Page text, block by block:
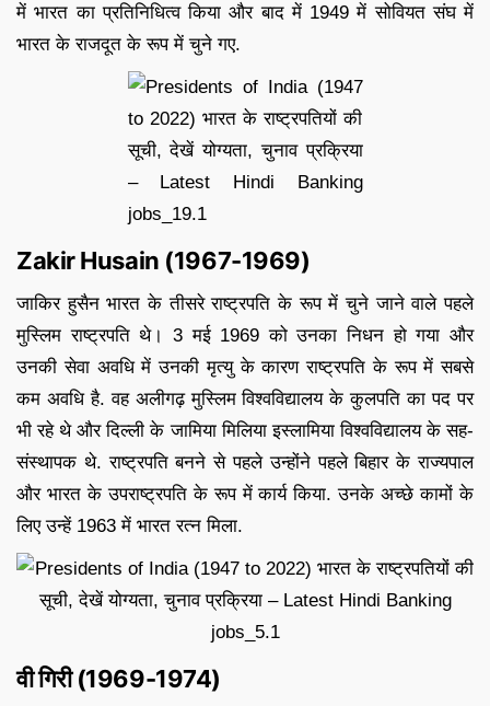
में भारत का प्रतिनिधित्व किया और बाद में 1949 में सोवियत संघ में
भारत के राजदूत के रूप में चुने गए.
Zakir Husain (1967-1969)
जाकिर हुसैन भारत के तीसरे राष्ट्रपति के रूप में चुने जाने वाले पहले
मुस्लिम राष्ट्रपति थे। 3 मई 1969 को उनका निधन हो गया और
उनकी सेवा अवधि में उनकी मृत्यु के कारण राष्ट्रपति के रूप में सबसे
कम अवधि है. वह अलीगढ़ मुस्लिम विश्वविद्यालय के कुलपति का पद पर
भी रहे थे और दिल्ली के जामिया मिलिया इस्लामिया विश्वविद्यालय के सह-
संस्थापक थे. राष्ट्रपति बनने से पहले उन्होंने पहले बिहार के राज्यपाल
और भारत के उपराष्ट्रपति के रूप में कार्य किया. उनके अच्छे कामों के
लिए उन्हें 1963 में भारत रत्न मिला.
वी गिरी (1969-1974)